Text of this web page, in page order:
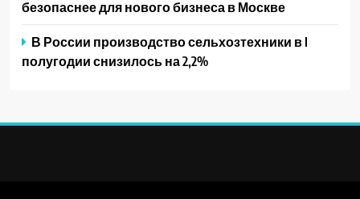
безопаснее для нового бизнеса в Москве
В России производство сельхозтехники в I
полугодии снизилось на 2,2%